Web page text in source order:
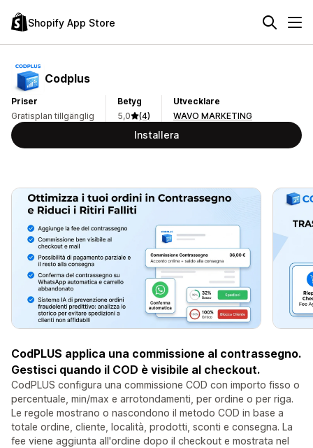
Shopify App Store
Codplus
Priser
Gratisplan tillgänglig
Betyg
5,0
(4)
Utvecklare
WAVO MARKETING
Installera
CodPLUS applica una commissione al contrassegno.
Gestisci quando il COD è visibile al checkout.
CodPLUS configura una commissione COD con importo fisso o
percentuale, min/max e arrotondamenti, per ordine o per riga.
Le regole mostrano o nascondono il metodo COD in base a
totale ordine, cliente, località, prodotti, sconti e consegna. La
fee viene aggiunta all'ordine dopo il checkout e mostrata nel